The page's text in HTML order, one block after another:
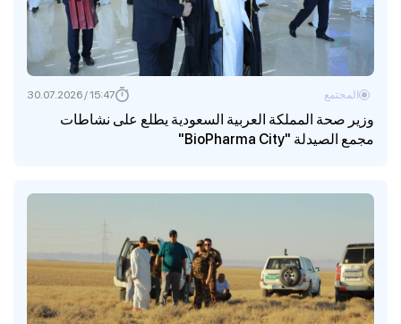
وزير صحة المملكة العربية السعودية يطلع على نشاطات
مجمع الصيدلة "BioPharma City"
المجتمع 15:47 / 30.07.2026